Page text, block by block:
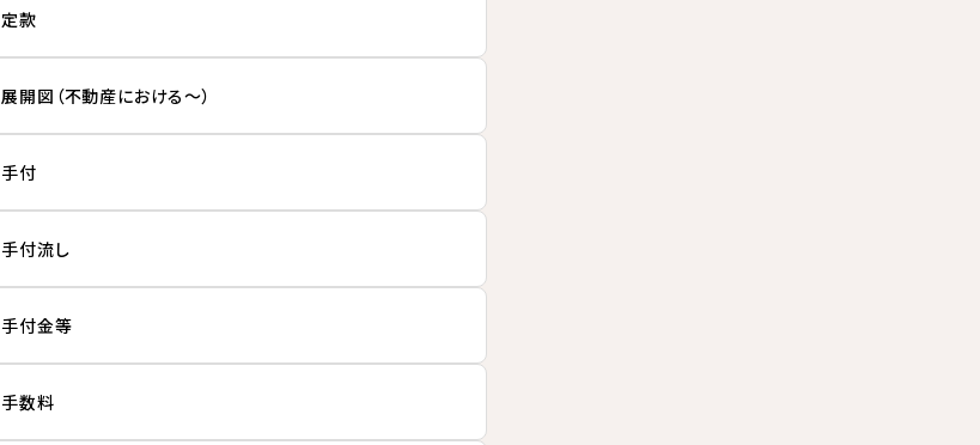
定款
展開図（不動産における〜）
手付
手付流し
手付金等
手数料